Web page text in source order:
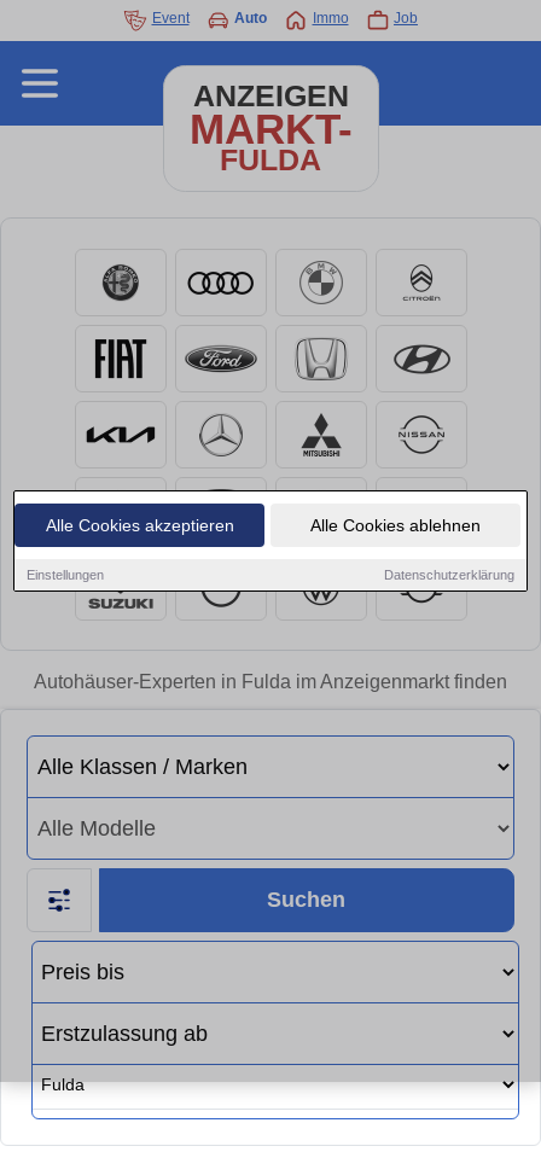
Alle Cookies akzeptieren Alle Cookies ablehnen
Einstellungen Datenschutzerklärung
Event Auto Immo Job
ANZEIGEN
MARKT-
FULDA
Autohäuser-Experten in Fulda im Anzeigenmarkt finden
Suchen